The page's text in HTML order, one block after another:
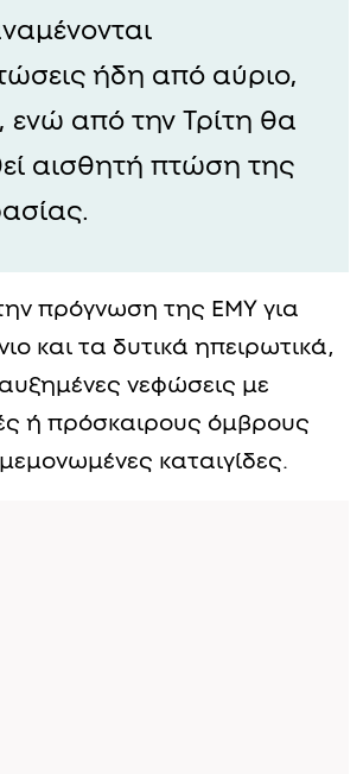
ήδη από αύριο,
ενώ από την Τρίτη θα
αισθητή πτώση της
πρόγνωση της ΕΜΥ για
και τα δυτικά ηπειρωτικά,
νεφώσεις με
ή πρόσκαιρους όμβρους
καταιγίδες.